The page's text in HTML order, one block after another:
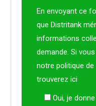
En envoyant ce
que Distritank
informations
demande. Si
notre politique
trouverez ici
Oui, je